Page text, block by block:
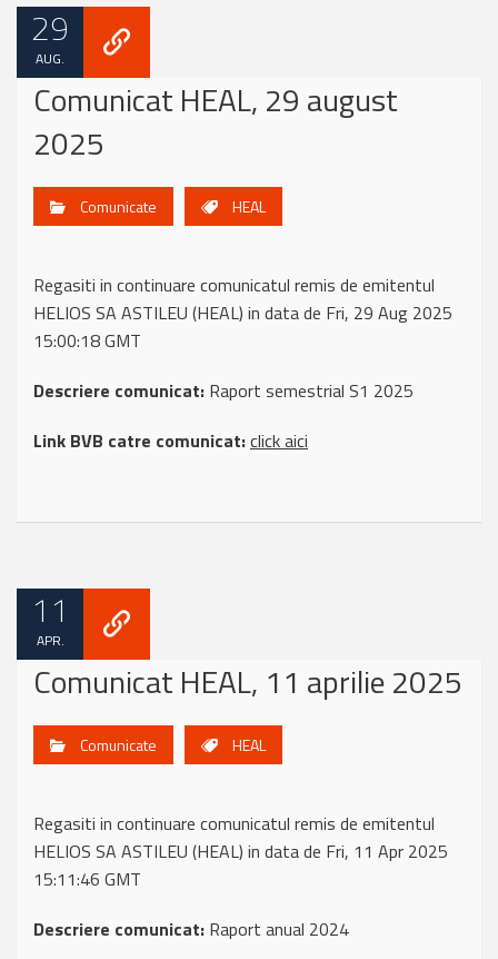
29
AUG.
Comunicat HEAL, 29 august
2025
Comunicate HEAL
Regasiti in continuare comunicatul remis de emitentul
HELIOS SA ASTILEU (HEAL) in data de Fri, 29 Aug 2025
15:00:18 GMT
Descriere comunicat: Raport semestrial S1 2025
Link BVB catre comunicat:click aici
11
APR.
Comunicat HEAL, 11 aprilie 2025
Comunicate HEAL
Regasiti in continuare comunicatul remis de emitentul
HELIOS SA ASTILEU (HEAL) in data de Fri, 11 Apr 2025
15:11:46 GMT
Descriere comunicat: Raport anual 2024